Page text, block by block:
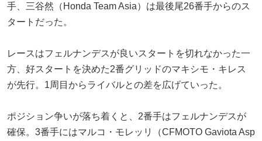
手、三谷然（Honda Team Asia）は最後尾26番手からのス
タートだった。
レースはフェルナンデスが良いスタートを切れなかった一
方、好スタートを決めた2番グリッドのマキシモ・キレス
が先行。1周目からライバルとの差を広げていった。
ポジション争いが落ち着くと、2番手はフェルナンデスが
確保。3番手にはマルコ・モレッリ（CFMOTO Gaviota Asp